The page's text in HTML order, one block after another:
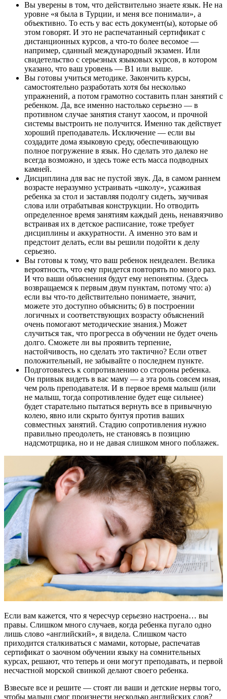
Вы уверены в том, что действительно знаете язык. Не на
уровне «я была в Турции, и меня все понимали», а
объективно. То есть у вас есть документ(ы), которые об
этом говорят. И это не распечатанный сертификат с
дистанционных курсов, а что-то более весомое —
например, сданный международный экзамен. Или
свидетельство с серьезных языковых курсов, в котором
указано, что ваш уровень — В1 или выше.
Вы готовы учиться методике. Закончить курсы,
самостоятельно разработать хотя бы несколько
упражнений, а потом грамотно составить план занятий с
ребенком. Да, все именно настолько серьезно — в
противном случае занятия станут хаосом, и прочной
системы выстроить не получится. Именно так действует
хороший преподаватель. Исключение — если вы
создадите дома языковую среду, обеспечивающую
полное погружение в язык. Но сделать это далеко не
всегда возможно, и здесь тоже есть масса подводных
камней.
Дисциплина для вас не пустой звук. Да, в самом раннем
возрасте неразумно устраивать «школу», усаживая
ребенка за стол и заставляя подолгу сидеть, заучивая
слова или отрабатывая конструкции. Но отводить
определенное время занятиям каждый день, ненавязчиво
встраивая их в детское расписание, тоже требует
дисциплины и аккуратности. А именно это вам и
предстоит делать, если вы решили подойти к делу
серьезно.
Вы готовы к тому, что ваш ребенок неидеален. Велика
вероятность, что ему придется повторять по много раз.
И что ваши объяснения будут ему непонятны. (Здесь
возвращаемся к первым двум пунктам, потому что: а)
если вы что-то действительно понимаете, значит,
можете это доступно объяснить; б) в построении
логичных и соответствующих возрасту объяснений
очень помогают методические знания.) Может
случиться так, что прогресса в обучении не будет очень
долго. Сможете ли вы проявить терпение,
настойчивость, но сделать это тактично? Если ответ
положительный, не забывайте о последнем пункте.
Подготовьтесь к сопротивлению со стороны ребенка.
Он привык видеть в вас маму — а эта роль совсем иная,
чем роль преподавателя. И в первое время малыш (или
не малыш, тогда сопротивление будет еще сильнее)
будет старательно пытаться вернуть все в привычную
колею, явно или скрыто бунтуя против ваших
совместных занятий. Стадию сопротивления нужно
правильно преодолеть, не становясь в позицию
надсмотрщика, но и не давая слишком много поблажек.
Если вам кажется, что я чересчур серьезно настроена… вы
правы. Слишком много случаев, когда ребенка пугало одно
лишь слово «английский», я видела. Слишком часто
приходится сталкиваться с мамами, которые, распечатав
сертификат о заочном обучении языку на сомнительных
курсах, решают, что теперь и они могут преподавать, и первой
несчастной морской свинкой делают своего ребенка.
Взвесьте все и решите — стоят ли ваши и детские нервы того,
чтобы малыш смог произнести несколько английских слов?